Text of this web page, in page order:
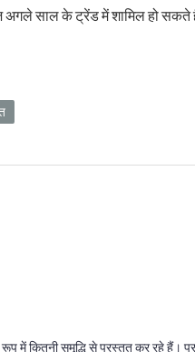
अगले साल के ट्रेंड में शामिल हो
रूप में कितनी समृद्धि से प्रस्तुत कर